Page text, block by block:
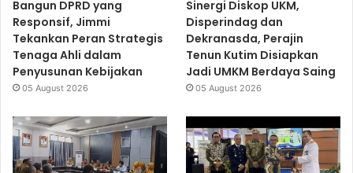
Bangun DPRD yang
Responsif, Jimmi
Tekankan Peran Strategis
Tenaga Ahli dalam
Penyusunan Kebijakan
05 August 2026
Sinergi Diskop UKM,
Disperindag dan
Dekranasda, Perajin
Tenun Kutim Disiapkan
Jadi UMKM Berdaya Saing
05 August 2026